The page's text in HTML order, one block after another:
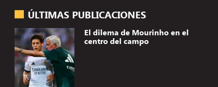
ÚLTIMAS PUBLICACIONES
El dilema de Mourinho en el
centro del campo